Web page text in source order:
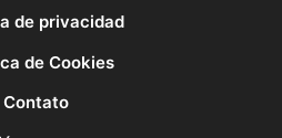
de privacidad
de Cookies
Contato